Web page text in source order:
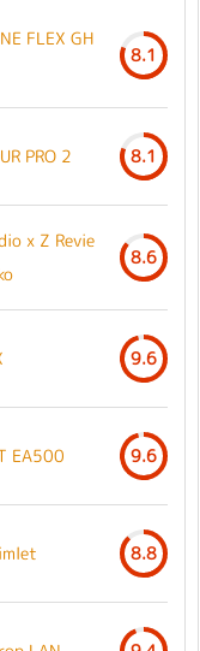
FLEX GH
8.1
PRO 2 8.1
x Z Revie
8.6
9.6
EA500 9.6
8.8